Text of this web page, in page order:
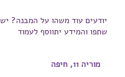
יודעים עוד משהו על המבנה?
שתפו והמידע יתווסף לעמוד